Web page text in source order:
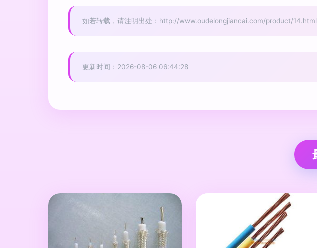
如若转载，请注明出处：http://www.oudelongjiancai.com/product/14.html
更新时间：2026-08-06 06:44:28